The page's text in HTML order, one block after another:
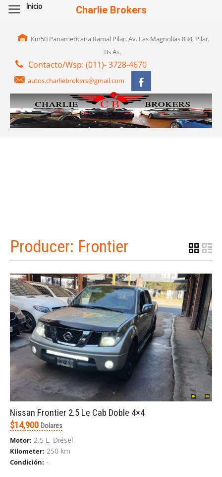
Km50 Panamericana Ramal Pilar, Av. Las Magnolias 834, Pilar,
Bs As.
Contacto/Wsp: (011)- 3728-4670
autos.charliebrokers@gmail.com
Producer: Frontier
Nissan Frontier 2.5 Le Cab Doble 4×4
$14,900 Dolares
Motor: 2.5 L, Diésel
Kilometer: 250 km
Condición: -
Inicio Charlie Brokers